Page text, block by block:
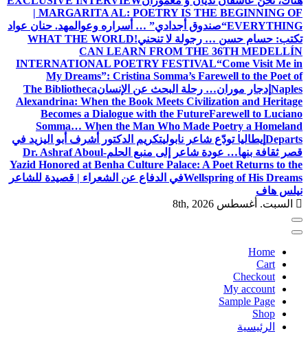
| MARGARITA AL: POETRY IS THE BEGINNING OF
EVERYTHING“صندوق أجدادي” … أسراره وعوالمهد. حنان عواد
تكتب: حسام حسن … رجولة لا تنحني!WHAT THE WORLD
CAN LEARN FROM THE 36TH MEDELLÍN
INTERNATIONAL POETRY FESTIVAL“Come Visit Me in
My Dreams”: Cristina Somma’s Farewell to the Poet of
Naples إدجار موران… رحلة البحث عن الإنسانThe Bibliotheca
Alexandrina: When the Book Meets Civilization and Heritage
Becomes a Dialogue with the FutureFarewell to Luciano
Somma… When the Man Who Made Poetry a Homeland
Departs إيطاليا تودّع شاعر نابوليتكريم الدكتور أشرف أبو اليزيد في
قصر ثقافة بنها… عودة شاعر إلى منبع الحلمDr. Ashraf Aboul-
Yazid Honored at Benha Culture Palace: A Poet Returns to the
Wellspring of His Dreamsفي الدفاع عن الشعراء | قصيدة للشاعر
نيلس هاف
السبت. أغسطس 8th, 2026
Home
Cart
Checkout
My account
Sample Page
Shop
الرئيسية